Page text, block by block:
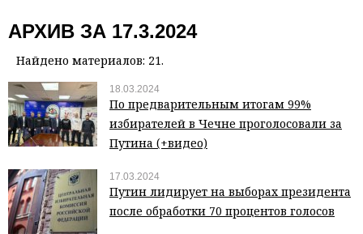
АРХИВ ЗА 17.3.2024
Найдено материалов: 21.
18.03.2024
По предварительным итогам 99%
избирателей в Чечне проголосовали за
Путина (+видео)
17.03.2024
Путин лидирует на выборах президента
после обработки 70 процентов голосов